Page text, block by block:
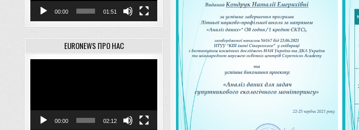
00:00 01:51
EURONEWS ПРО НАС
00:00 02:12